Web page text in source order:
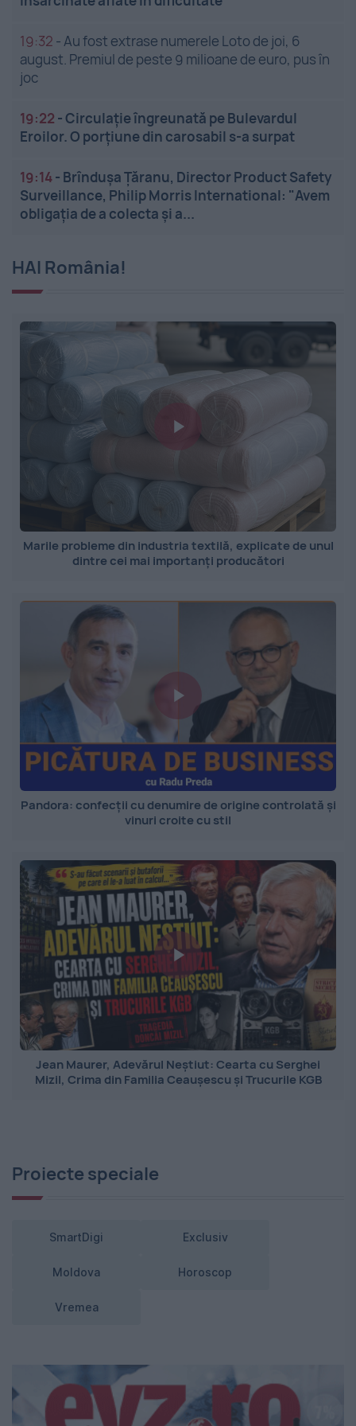
19:32 -Au fost extrase numerele Loto de joi, 6
august. Premiul de peste 9 milioane de euro, pus în
joc
19:22 -Circulație îngreunată pe Bulevardul
Eroilor. O porțiune din carosabil s-a surpat
19:14- Brîndușa Țăranu, Director Product Safety
Surveillance, Philip Morris International: "Avem
obligația de a colecta și a...
HAI România!
Marile probleme din industria textilă, explicate de unul
dintre cei mai importanți producători
Pandora: confecții cu denumire de origine controlată și
vinuri croite cu stil
Jean Maurer, Adevărul Neștiut: Cearta cu Serghei
Mizil, Crima din Familia Ceaușescu și Trucurile KGB
Proiecte speciale
SmartDigi Exclusiv
Moldova Horoscop
Vremea